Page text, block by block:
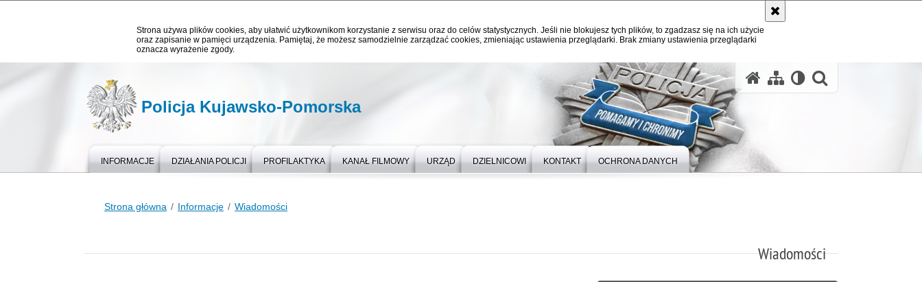
Strona używa plików cookies, aby ułatwić użytkownikom korzystanie z serwisu oraz do celów statystycznych. Jeśli nie blokujesz tych plików, to zgadzasz się na ich użycie
oraz zapisanie w pamięci urządzenia. Pamiętaj, że możesz samodzielnie zarządzać cookies, zmieniając ustawienia przeglądarki. Brak zmiany ustawienia przeglądarki
oznacza wyrażenie zgody.
Policja Kujawsko-Pomorska
INFORMACJE DZIAŁANIA POLICJI PROFILAKTYKA KANAŁ FILMOWY URZĄD DZIELNICOWI KONTAKT OCHRONA DANYCH
Strona główna Informacje Wiadomości
Wiadomości